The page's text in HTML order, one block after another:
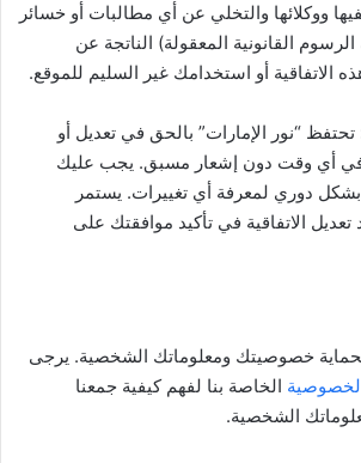
ووكلائها والتخلي عن أي مطالبات أو خسائر
القانونية المعقولة) الناتجة عن
الاتفاقية أو استخدامك غير السليم للموقع.
تحتفظ “نور الإمارات” بالحق في تعديل أو
في أي وقت دون إشعار مسبق. يجب عليك
بشكل دوري لمعرفة أي تغييرات. يستمر
الاتفاقية في تأكيد موافقتك على
بحماية خصوصيتك ومعلوماتك الشخصية. يرجى
الخاصة بنا لفهم كيفية جمعنا
الشخصية.